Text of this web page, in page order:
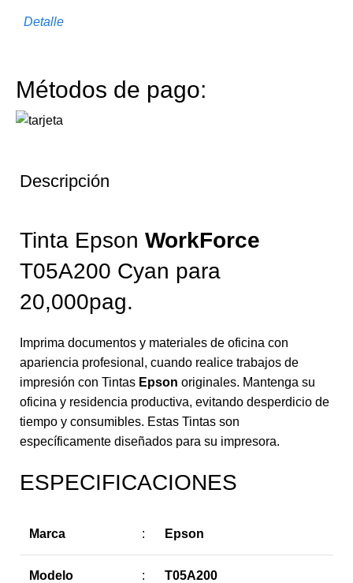
Detalle
Métodos de pago:
Descripción
Tinta Epson WorkForce
T05A200 Cyan para
20,000pag.
Imprima documentos y materiales de oficina con
apariencia profesional, cuando realice trabajos de
impresión con Tintas Epson originales. Mantenga su
oficina y residencia productiva, evitando desperdicio de
tiempo y consumibles. Estas Tintas son
específicamente diseñados para su impresora.
ESPECIFICACIONES
Marca : Epson
Modelo : T05A200